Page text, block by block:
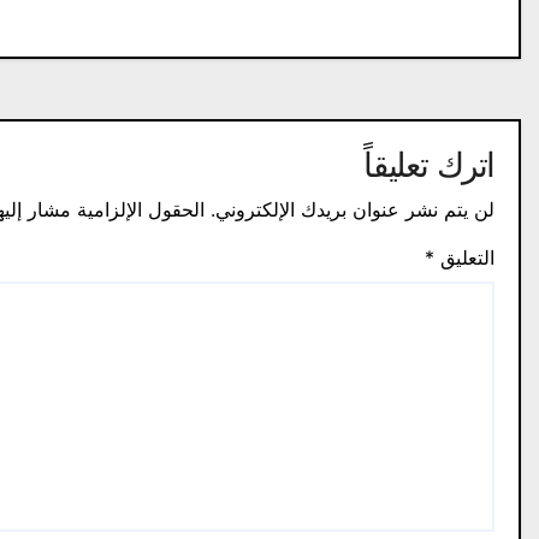
اترك تعليقاً
لن يتم نشر عنوان بريدك الإلكتروني. الحقول الإلزامية مشار
التعليق *